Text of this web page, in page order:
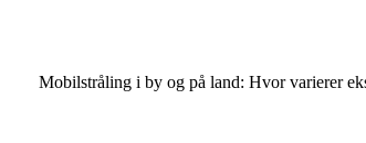
Mobilstråling i by og på land: Hvor varierer